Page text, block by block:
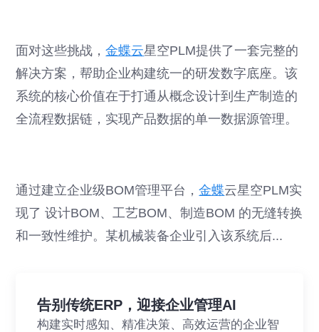
面对这些挑战，金蝶云星空PLM提供了一套完整的
解决方案，帮助企业构建统一的研发数字底座。该
系统的核心价值在于打通从概念设计到生产制造的
全流程数据链，实现产品数据的单一数据源管理。
通过建立企业级BOM管理平台，金蝶云星空PLM实
现了 设计BOM、工艺BOM、制造BOM 的无缝转换
和一致性维护。某机械装备企业引入该系统后...
告别传统ERP，迎接企业管理AI
构建实时感知、精准决策、高效运营的企业智